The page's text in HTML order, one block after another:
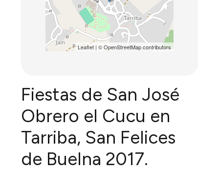
Leaflet| ©OpenStreetMapcontributors
Fiestas de San José
Obrero el Cucu en
Tarriba, San Felices
de Buelna 2017.